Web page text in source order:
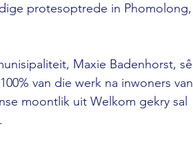
protesoptrede in Phomolong,
Maxie Badenhorst, sê
van die werk na inwoners van
moontlik uit Welkom gekry sal